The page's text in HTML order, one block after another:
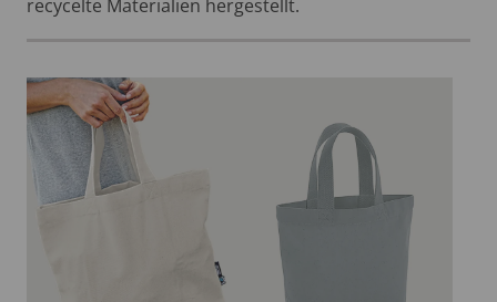
recycelte Materialien hergestellt.